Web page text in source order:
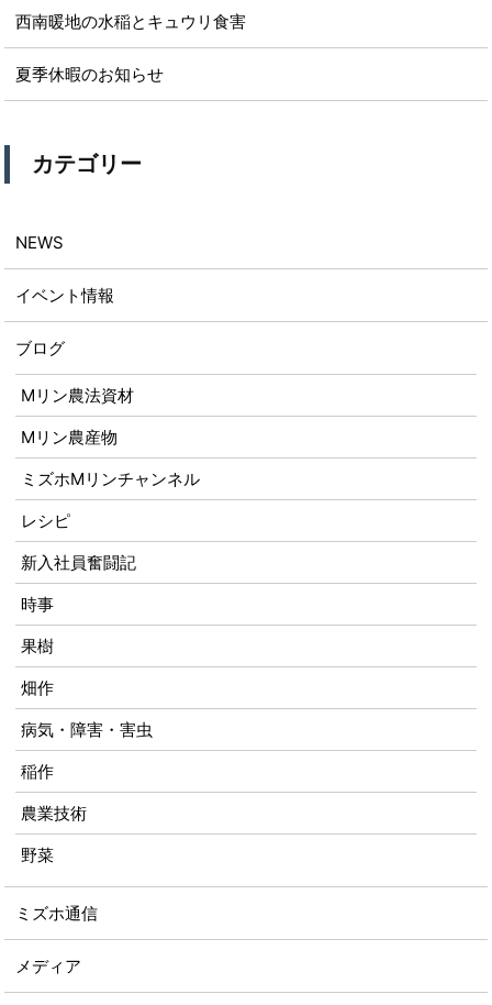
西南暖地の水稲とキュウリ食害
夏季休暇のお知らせ
カテゴリー
NEWS
イベント情報
ブログ
Mリン農法資材
Mリン農産物
ミズホMリンチャンネル
レシピ
新入社員奮闘記
時事
果樹
畑作
病気・障害・害虫
稲作
農業技術
野菜
ミズホ通信
メディア